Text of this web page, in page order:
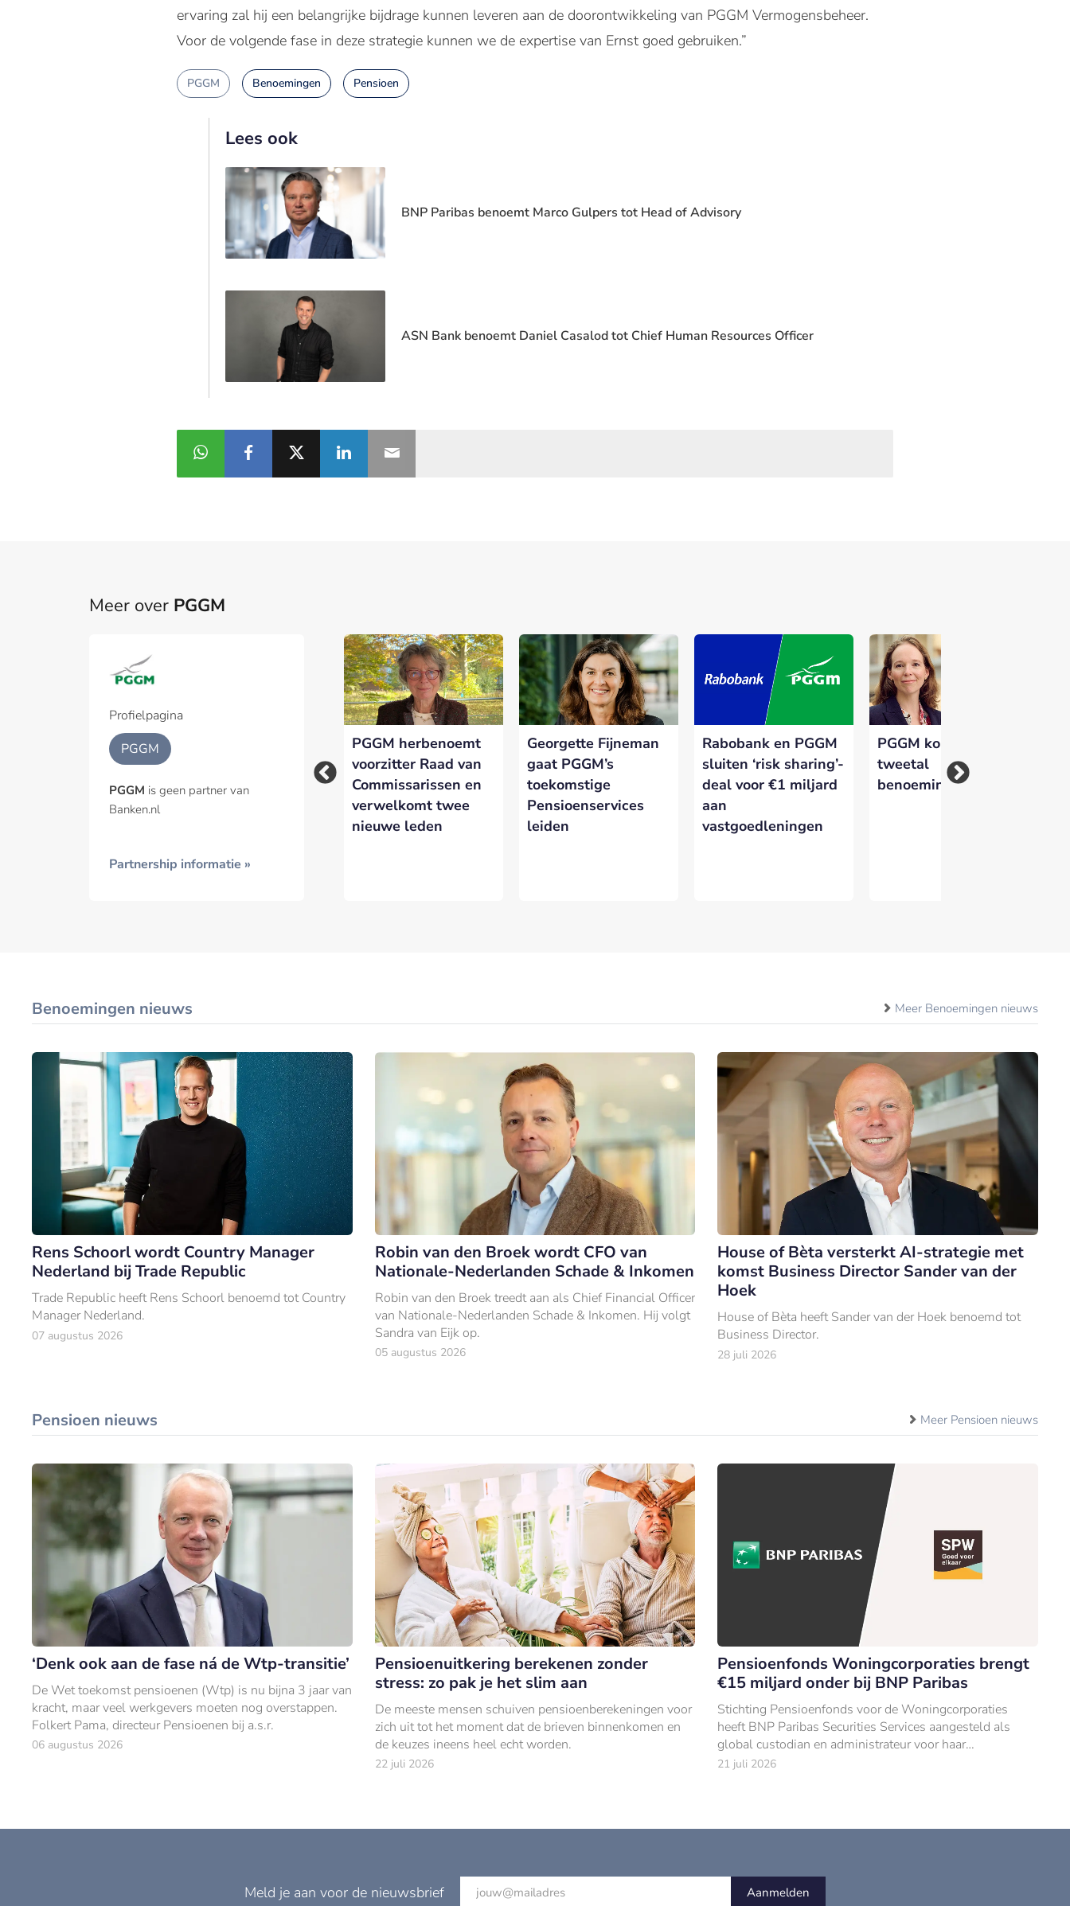
ervaring zal hij een belangrijke bijdrage kunnen leveren aan de doorontwikkeling van PGGM Vermogensbeheer.
Voor de volgende fase in deze strategie kunnen we de expertise van Ernst goed gebruiken.”
PGGM Benoemingen Pensioen
Lees ook
BNP Paribas benoemt Marco Gulpers tot Head of Advisory
ASN Bank benoemt Daniel Casalod tot Chief Human Resources Officer
Meer over PGGM
Profielpagina
PGGM
PGGM is geen partner van
Banken.nl
Partnership informatie »
Partnerships bij Banken.nl
Een partnership met Banken.nl biedt diverse mogelijkheden om je merk te versterken en zichtbaar te maken op
het platform voor de Nederlandse bankensector.
Geïnteresseerd in meer informatie?
Laat hieronder je gegevens achter.
Klimaatrisico: een
financieel risico dat
om scherpte vraagt
met PGGM als eerste
klant nieuw platform
PGGM herbenoemt
voorzitter Raad van
Commissarissen en
verwelkomt twee
nieuwe leden
Georgette Fijneman
gaat PGGM’s
toekomstige
Pensioenservices
leiden
Rabobank en PGGM
sluiten ‘risk sharing’-
deal voor €1 miljard
aan
vastgoedleningen
PGGM kondigt
tweetal
benoemingen aan
Benoemingen nieuws Meer Benoemingen nieuws
Rens Schoorl wordt Country Manager
Nederland bij Trade Republic
Trade Republic heeft Rens Schoorl benoemd tot Country
Manager Nederland.
07 augustus 2026
Robin van den Broek wordt CFO van
Nationale-Nederlanden Schade & Inkomen
Robin van den Broek treedt aan als Chief Financial Officer
van Nationale-Nederlanden Schade & Inkomen. Hij volgt
Sandra van Eijk op.
05 augustus 2026
House of Bèta versterkt AI-strategie met
komst Business Director Sander van der
Hoek
House of Bèta heeft Sander van der Hoek benoemd tot
Business Director.
28 juli 2026
Pensioen nieuws Meer Pensioen nieuws
‘Denk ook aan de fase ná de Wtp-transitie’
De Wet toekomst pensioenen (Wtp) is nu bijna 3 jaar van
kracht, maar veel werkgevers moeten nog overstappen.
Folkert Pama, directeur Pensioenen bij a.s.r.
06 augustus 2026
Pensioenuitkering berekenen zonder
stress: zo pak je het slim aan
De meeste mensen schuiven pensioenberekeningen voor
zich uit tot het moment dat de brieven binnenkomen en
de keuzes ineens heel echt worden.
22 juli 2026
Pensioenfonds Woningcorporaties brengt
€15 miljard onder bij BNP Paribas
Stichting Pensioenfonds voor de Woningcorporaties
heeft BNP Paribas Securities Services aangesteld als
global custodian en administrateur voor haar
beleggingen van €15 mld (per 31 december 2025).
21 juli 2026
Meld je aan voor de nieuwsbrief Aanmelden